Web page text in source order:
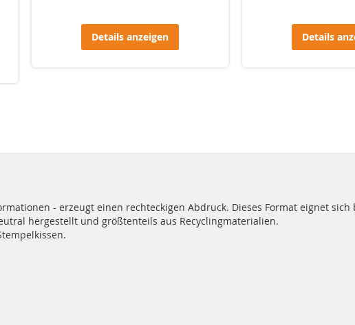
Details anzeigen Details
- erzeugt einen rechteckigen Abdruck. Dieses Format eignet
hergestellt und größtenteils aus Recyclingmaterialien.